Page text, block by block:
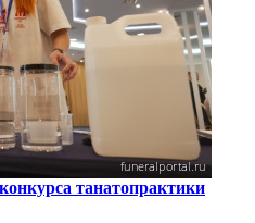
танатопрактики